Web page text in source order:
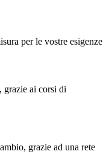
per le vostre esigenze
grazie ai corsi di
grazie ad una rete